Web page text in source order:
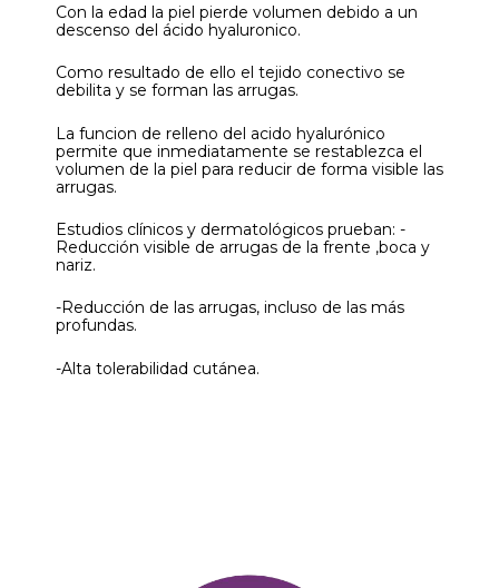
Con la edad la piel pierde volumen debido a un
descenso del ácido hyaluronico.
Como resultado de ello el tejido conectivo se
debilita y se forman las arrugas.
La funcion de relleno del acido hyalurónico
permite que inmediatamente se restablezca el
volumen de la piel para reducir de forma visible las
arrugas.
Estudios clínicos y dermatológicos prueban: -
Reducción visible de arrugas de la frente ,boca y
nariz.
-Reducción de las arrugas, incluso de las más
profundas.
-Alta tolerabilidad cutánea.